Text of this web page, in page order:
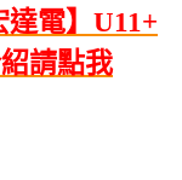
電】U11+
請點我